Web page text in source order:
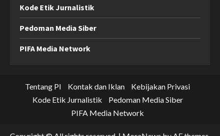
Kode Etik Jurnalistik
Pedoman Media Siber
PIFA Media Network
Tentang PI Kontak dan Iklan
Kebijakan Privasi
Kode Etik Jurnalistik
Pedoman Media Siber
PIFA Media Network